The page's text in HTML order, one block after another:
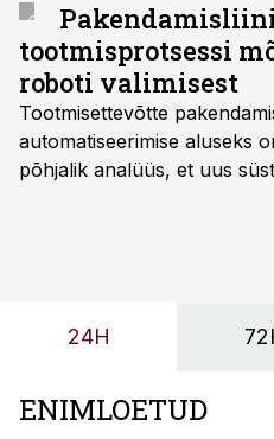
tootmisprotsessi
roboti valimisest
Tootmisettevõtte
automatiseerimise aluseks
põhjalik analüüs, et uus
OÜ tegevjuht Sander
24H
ENIMLOETUD